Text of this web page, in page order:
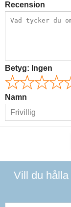
Recension
Betyg: Ingen
Namn
Vill du